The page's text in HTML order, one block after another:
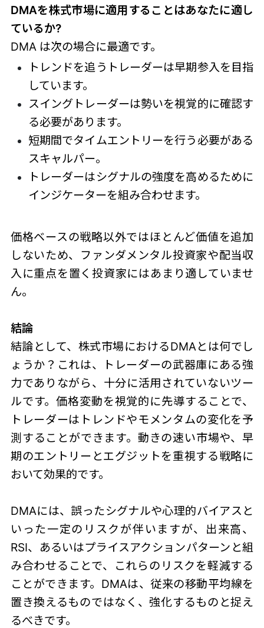
DMAを株式市場に適用することはあなたに適し
ているか?
DMA は次の場合に最適です。
トレンドを追うトレーダーは早期参入を目指
しています。
スイングトレーダーは勢いを視覚的に確認す
る必要があります。
短期間でタイムエントリーを行う必要がある
スキャルパー。
トレーダーはシグナルの強度を高めるために
インジケーターを組み合わせます。
価格ベースの戦略以外ではほとんど価値を追加
しないため、ファンダメンタル投資家や配当収
入に重点を置く投資家にはあまり適していませ
ん。
結論
結論として、株式市場におけるDMAとは何でし
ょうか？これは、トレーダーの武器庫にある強
力でありながら、十分に活用されていないツー
ルです。価格変動を視覚的に先導することで、
トレーダーはトレンドやモメンタムの変化を予
測することができます。動きの速い市場や、早
期のエントリーとエグジットを重視する戦略に
おいて効果的です。
DMAには、誤ったシグナルや心理的バイアスと
いった一定のリスクが伴いますが、出来高、
RSI、あるいはプライスアクションパターンと組
み合わせることで、これらのリスクを軽減する
ことができます。DMAは、従来の移動平均線を
置き換えるものではなく、強化するものと捉え
るべきです。